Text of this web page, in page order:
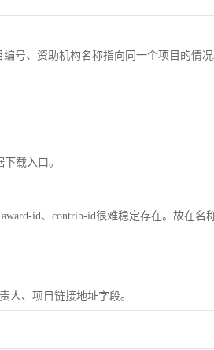
号、资助机构名称指向同一个项目的情况
载入口。
id、contrib-id很难稳定存在。故在
人、项目链接地址字段。